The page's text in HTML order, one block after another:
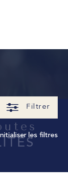
Filtrer
les filtres